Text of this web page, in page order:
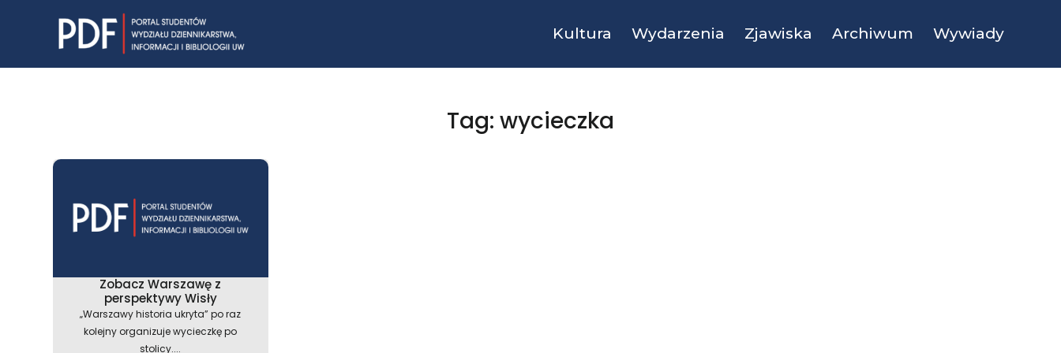
Kultura Wydarzenia Zjawiska Archiwum Wywiady
Tag: wycieczka
Zobacz Warszawę z
perspektywy Wisły
„Warszawy historia ukryta” po raz
kolejny organizuje wycieczkę po
stolicy....